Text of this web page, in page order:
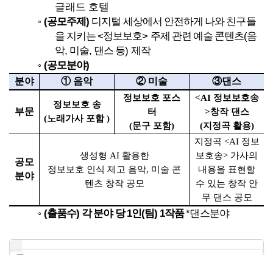
글래드 호텔
◦ (공모주제) 디지털 세상에서 안전하게 나와 친구들
을 지키는<정보보호> 주제 관련 예술 콘텐츠(음
악, 미술, 댄스 등) 제작
◦ (공모분야)
분야 ① 음악 ② 미술 ③댄스
부문
정보보호 송
(노래가사 포함)
정보보호 포스
터
(문구 포함)
<AI 정보보호송
>창작 댄스
(지정곡 활용)
공모
분야
생성형 AI 활용한
정보보호 인식 제고 음악, 미술 콘
텐츠 창작 공모
지정곡 <AI 정보
보호송> 가사의
내용을 표현할
수 있는 창작 안
무 댄스 공모
◦ (출품수) 각 분야 당1인(팀) 1작품*댄스분야